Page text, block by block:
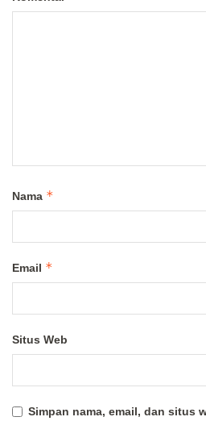
Nama *
Email *
Situs Web
Simpan nama, email, dan situs